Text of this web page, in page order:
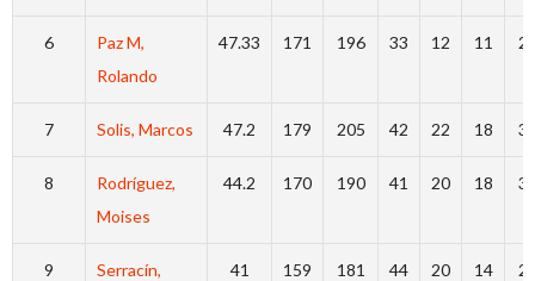
6
Paz M,
Rolando
47.33 171 196 33 12 11
7 Solis, Marcos 47.2 179 205 42 22 18
8
Rodríguez,
Moises
44.2 170 190 41 20 18
9
Serracín,
41 159 181 44 20 14